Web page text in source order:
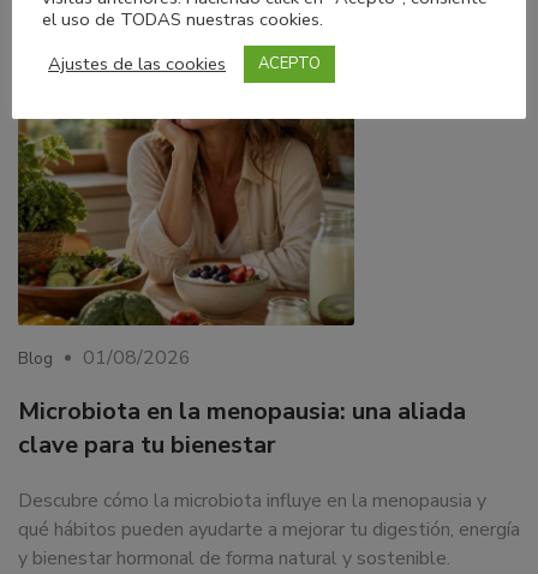
LEER MÁS
Blog 01/08/2026
Microbiota en la menopausia: una aliada
clave para tu bienestar
Descubre cómo la microbiota influye en la menopausia y
qué hábitos pueden ayudarte a mejorar tu digestión, energía
y bienestar hormonal de forma natural y sostenible.
el uso de TODAS nuestras cookies.
Ajustes de las cookies
ACEPTO